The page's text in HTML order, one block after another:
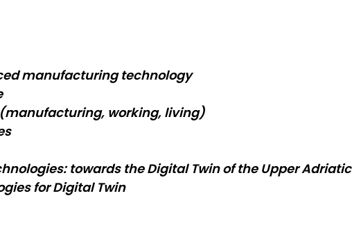
manufacturing technology
working, living)
towards the Digital Twin of the Upper Adriatic
for Digital Twin